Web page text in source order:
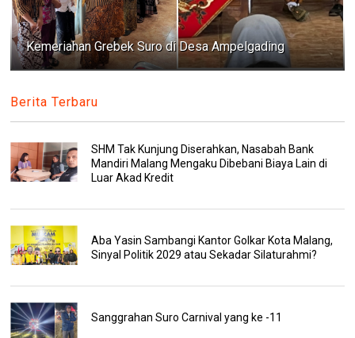
Kemeriahan Grebek Suro di Desa Ampelgading
Berita Terbaru
SHM Tak Kunjung Diserahkan, Nasabah Bank
Mandiri Malang Mengaku Dibebani Biaya Lain di
Luar Akad Kredit
Aba Yasin Sambangi Kantor Golkar Kota Malang,
Sinyal Politik 2029 atau Sekadar Silaturahmi?
Sanggrahan Suro Carnival yang ke -11